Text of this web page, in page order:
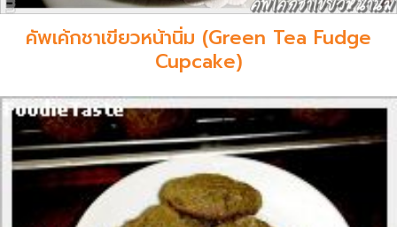
คัพเค้กชาเขียวหน้านิ่ม (Green Tea Fudge
Cupcake)